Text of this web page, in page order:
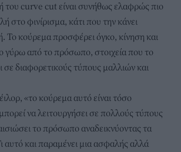
του curve cut είναι συνήθως ελαφρώς πιο
στο φινίρισμα, κάτι που την κάνει
Το κούρεμα προσφέρει όγκο, κίνηση και
γύρω από το πρόσωπο, στοιχεία που το
σε διαφορετικούς τύπους μαλλιών και
«το κούρεμα αυτό είναι τόσο
να λειτουργήσει σε πολλούς τύπους
το πρόσωπο αναδεικνύοντας τα
αυτό και παραμένει μια ασφαλής αλλά